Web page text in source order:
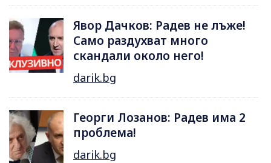
Явор Дачков: Радев не лъже!
Само раздухват много
скандали около него!
darik.bg
Георги Лозанов: Радев има 2
проблема!
darik.bg